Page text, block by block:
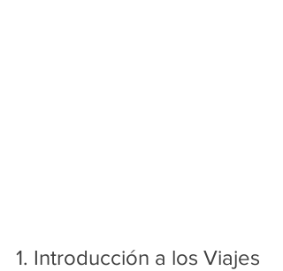
1. Introducción a los Viajes